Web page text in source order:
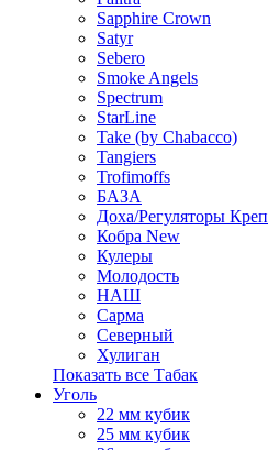
Sapphire Crown
Satyr
Sebero
Smoke Angels
Spectrum
StarLine
Take (by Chabacco)
Tangiers
Trofimoffs
БАЗА
Доха/Регуляторы
Кобра New
Кулеры
Молодость
НАШ
Сарма
Северный
Хулиган
Показать все Табак
Уголь
22 мм кубик
25 мм кубик